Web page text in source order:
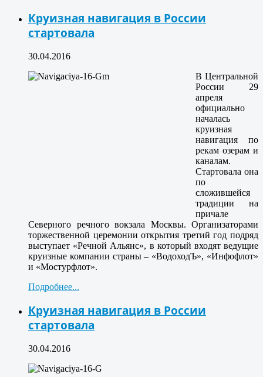
Круизная навигация в России
стартовала
30.04.2016
В Центральной
России 29
апреля
официально
началась
круизная
навигация по
рекам озерам и
каналам.
Стартовала она
по
сложившейся
традиции на
причале
Северного речного вокзала Москвы. Организаторами
торжественной церемонии открытия третий год подряд
выступает «Речной Альянс», в который входят ведущие
круизные компании страны – «ВодоходЪ», «Инфофлот»
и «Мостурфлот».
Подробнее...
Круизная навигация в России
стартовала
30.04.2016